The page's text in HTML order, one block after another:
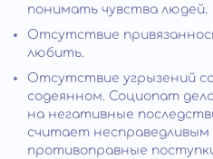
понимать чувства людей.
Отсутствие
любить.
Отсутствие угрызений
содеянном. Социопат
на негативные
считает несправедливым
противоправные